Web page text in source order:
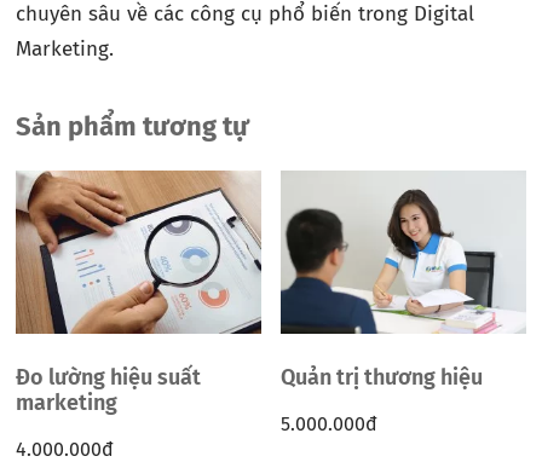
chuyên sâu về các công cụ phổ biến trong Digital
Marketing.
Sản phẩm tương tự
Đo lường hiệu suất
marketing
4.000.000đ
Quản trị thương hiệu
5.000.000đ